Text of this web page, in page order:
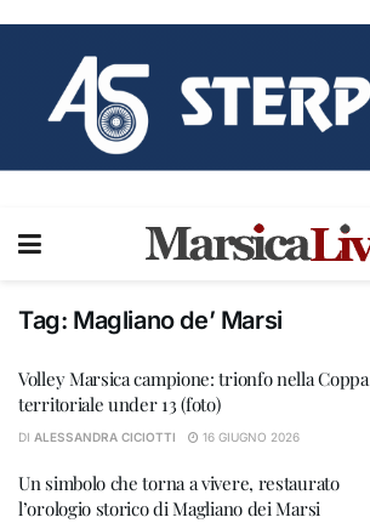
Tag: Magliano de’ Marsi
Volley Marsica campione: trionfo nella Coppa
territoriale under 13 (foto)
DI ALESSANDRA CICIOTTI 16 GIUGNO 2026
Un simbolo che torna a vivere, restaurato
l’orologio storico di Magliano dei Marsi